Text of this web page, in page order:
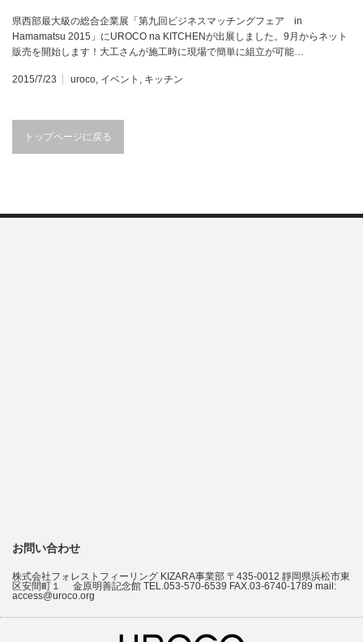
県西部最大級の総合企業展「第九回ビジネスマッチングフェア in
Hamamatsu 2015」にUROCO na KITCHENが出展しました。9月からネット
販売を開始します！大工さんが施工時に現場で簡単に組立が可能…
2015/7/23 uroco イベント キッチン
トップページに戻る
お問い合わせ
株式会社フォレストフィーリング KIZARA事業部 〒435-0012 靜岡県浜松市東
区安間町１ 金原明善記念館 TEL.053-570-6539 FAX.03-6740-1789 mail:
access@uroco.org